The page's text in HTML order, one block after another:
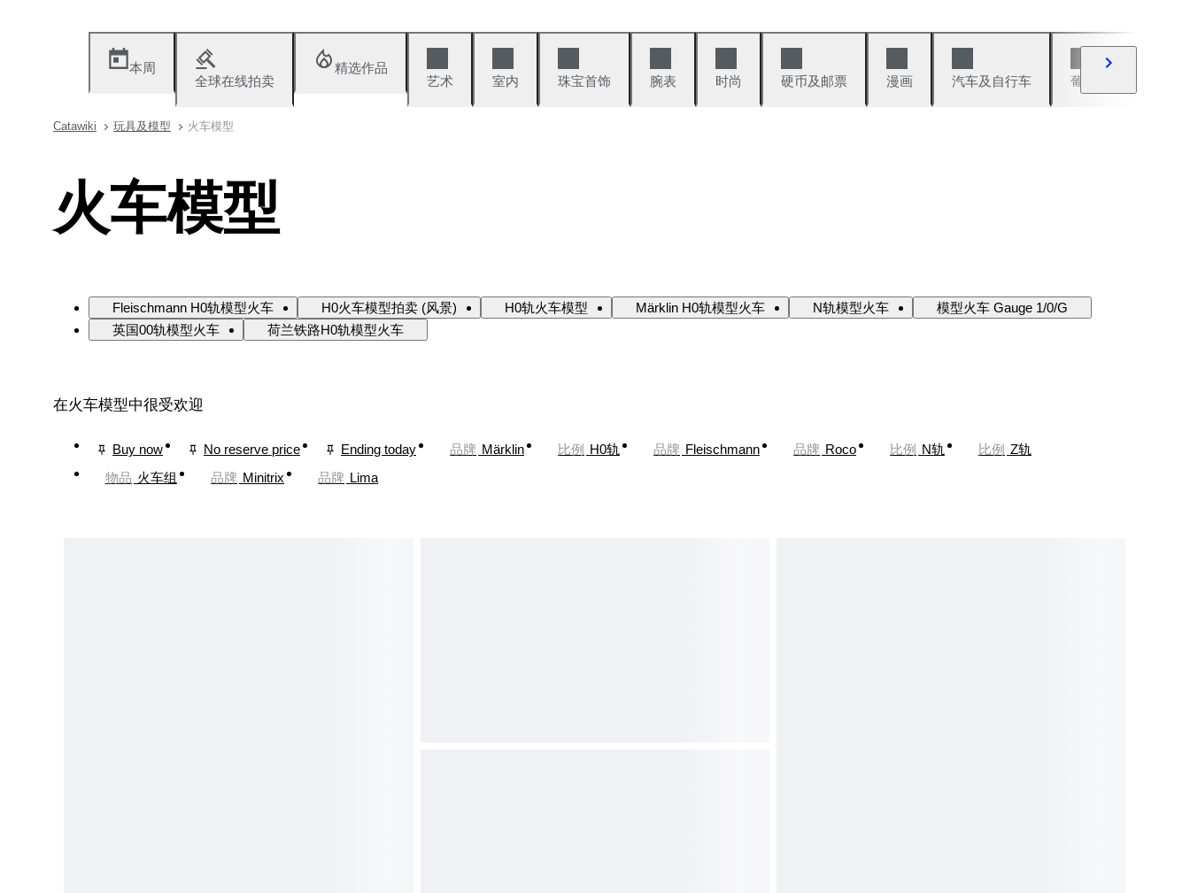
本周
全球在线拍卖
精选作品
艺术
室内 珠宝首饰 腕表 时尚 硬币及邮票 漫画 汽车及自行车 葡萄酒及烈性酒
Catawiki 玩具及模型 火车模型
火车模型
Fleischmann H0轨模型火车 H0火车模型拍卖 (风景) H0轨火车模型 Märklin H0轨模型火车 N轨模型火车
模型火车 Gauge 1/0/G
英国00轨模型火车
荷兰铁路H0轨模型火车
在火车模型中很受欢迎
Buy now No reserve price Ending today 品牌 Märklin 比例 H0轨 品牌 Fleischmann 品牌 Roco 比例 N轨 比例 Z轨
物品 火车组 品牌 Minitrix 品牌 Lima